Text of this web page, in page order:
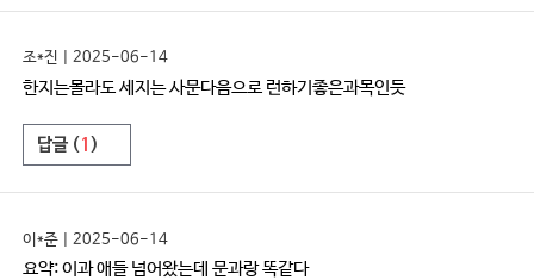
조*진 | 2025-06-14
한지는몰라도 세지는 사문다음으로 런하기좋은과목인듯
답글 (1 )
이*준 | 2025-06-14
요약: 이과 애들 넘어왔는데 문과랑 똑같다